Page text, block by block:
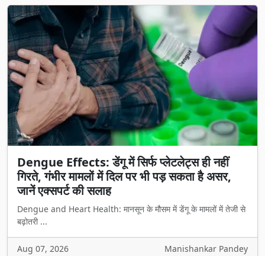
Dengue Effects: डेंगू में सिर्फ प्लेटलेट्स ही नहीं
गिरते, गंभीर मामलों में दिल पर भी पड़ सकता है असर,
जानें एक्सपर्ट की सलाह
Dengue and Heart Health: मानसून के मौसम में डेंगू के मामलों में तेजी से
बढ़ोतरी ...
Aug 07, 2026 Manishankar Pandey